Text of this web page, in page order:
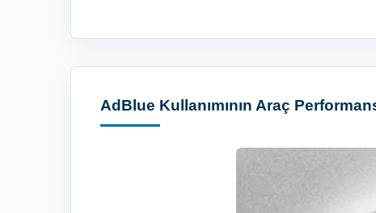
AdBlue Kullanımının Araç